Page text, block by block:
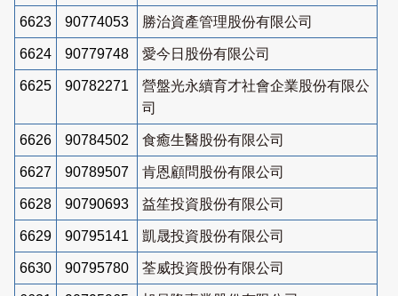
6623 90774053 勝治資產管理股份有限公司
6624 90779748 愛今日股份有限公司
6625 90782271
營盤光永續育才社會企業股份有限公
司
6626 90784502 食癒生醫股份有限公司
6627 90789507 肯恩顧問股份有限公司
6628 90790693 益笙投資股份有限公司
6629 90795141 凱晟投資股份有限公司
6630 90795780 荃威投資股份有限公司